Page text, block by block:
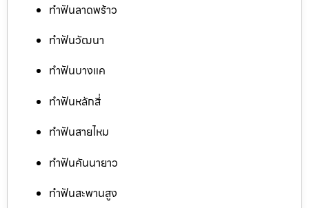
ทำฟันลาดพร้าว
ทำฟันวัฒนา
ทำฟันบางแค
ทำฟันหลักสี่
ทำฟันสายไหม
ทำฟันคันนายาว
ทำฟันสะพานสูง